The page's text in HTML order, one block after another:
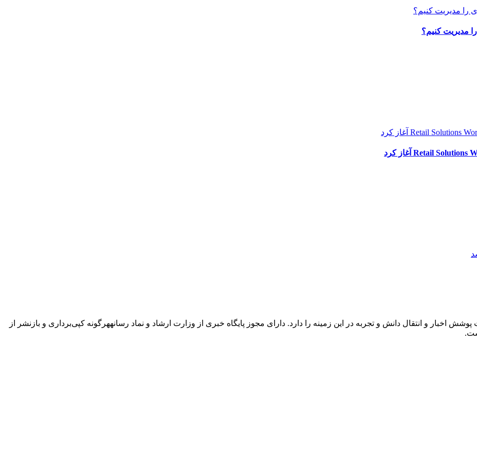
مدیریت کنیم؟
اخبار و انتقال دانش و تجربه در این زمینه را دارد. دارای مجوز پایگاه خبری از وزارت ارشاد و نماد رسانههرگونه کپی‌برداری و بازنشر از